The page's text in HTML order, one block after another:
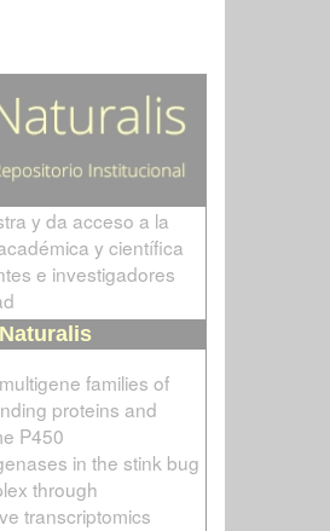
y da acceso a la
y científica
e investigadores
families of
proteins and
P450
in the stink bug
through
transcriptomics